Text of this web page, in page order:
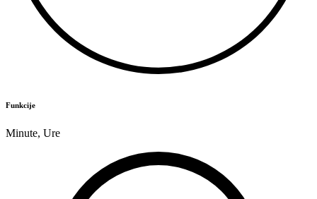
Funkcije
Minute, Ure